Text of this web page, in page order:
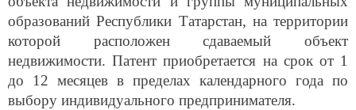
образований Республики Татарстан, на территории
которой расположен сдаваемый объект
недвижимости. Патент приобретается на срок от 1
до 12 месяцев в пределах календарного года по
выбору индивидуального предпринимателя.